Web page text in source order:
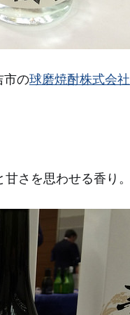
市の球磨焼酎株式会社
さを思わせる香り。